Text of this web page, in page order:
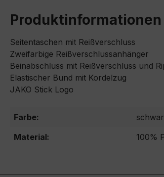
Seitentaschen mit Reißverschluss
Zweifarbige Reißverschlussanhänger
Beinabschluss mit Reißverschluss und
Elastischer Bund mit Kordelzug
JAKO Stick Logo
Farbe:
Material:
100%